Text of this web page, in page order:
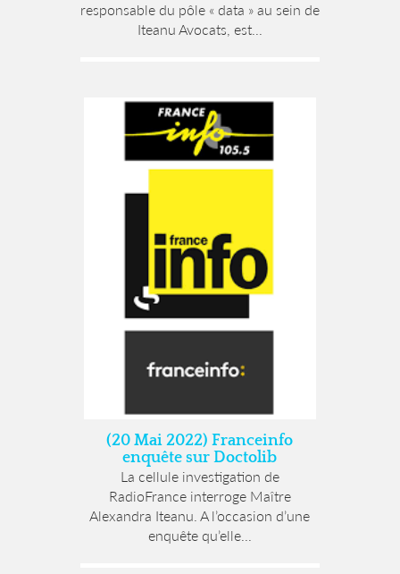
responsable du pôle « data » au sein de
Iteanu Avocats, est...
(20 Mai 2022) Franceinfo
enquête sur Doctolib
La cellule investigation de
RadioFrance interroge Maître
Alexandra Iteanu. A l’occasion d’une
enquête qu’elle...